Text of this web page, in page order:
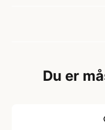
Du er